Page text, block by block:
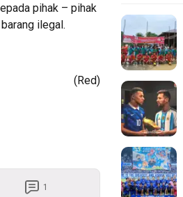
pihak – pihak
ilegal.
(Red)
1